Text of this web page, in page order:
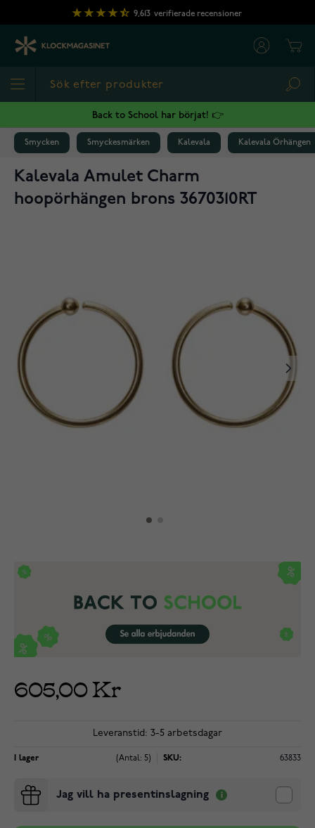
Hoppa till innehållet
9,613 verifierade recensioner
Back to School har börjat! 👉
Smycken Smyckesmärken Kalevala Kalevala Örhängen
Kalevala Amulet Charm
hoopörhängen brons 3670310RT
605,00 Kr
Leveranstid: 3-5 arbetsdagar
I lager (Antal: 5) SKU: 63833
Jag vill ha presentinslagning